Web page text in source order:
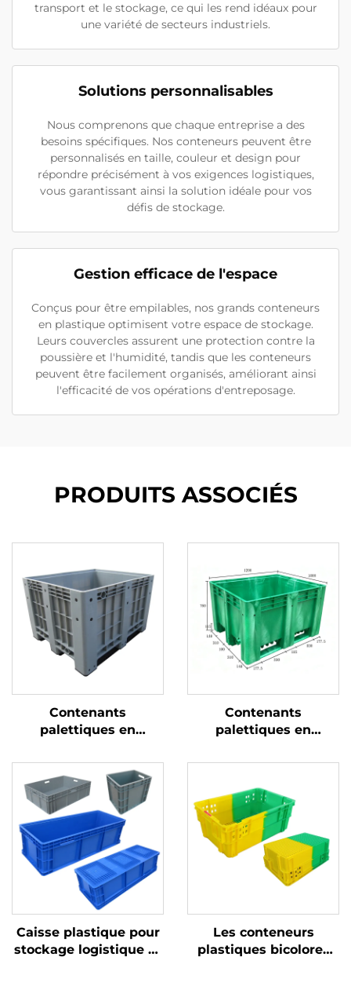
transport et le stockage, ce qui les rend idéaux pour
une variété de secteurs industriels.
Solutions personnalisables
Nous comprenons que chaque entreprise a des
besoins spécifiques. Nos conteneurs peuvent être
personnalisés en taille, couleur et design pour
répondre précisément à vos exigences logistiques,
vous garantissant ainsi la solution idéale pour vos
défis de stockage.
Gestion efficace de l'espace
Conçus pour être empilables, nos grands conteneurs
en plastique optimisent votre espace de stockage.
Leurs couvercles assurent une protection contre la
poussière et l'humidité, tandis que les conteneurs
peuvent être facilement organisés, améliorant ainsi
l'efficacité de vos opérations d'entreposage.
PRODUITS ASSOCIÉS
Contenants
palettiques en
pour une logistique et
un stockage efficaces.
Contenants
palettiques en
pour une logistique et
Caisse plastique pour
stockage logistique et
Les conteneurs
plastiques bicolores